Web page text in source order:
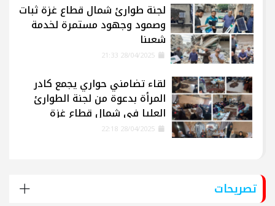
لجنة طوارئ شمال قطاع غزة ثبات
وصمود وجهود مستمرة لخدمة
شعبنا
لقاء تضامني حواري يجمع كادر
المرأة بدعوة من لجنة الطوارئ
العليا في شمال قطاع غزة
تصريحات